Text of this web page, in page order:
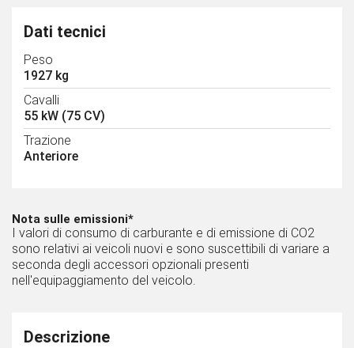
Dati tecnici
Peso
1927 kg
Cavalli
55 kW (75 CV)
Trazione
Anteriore
Nota sulle emissioni*
I valori di consumo di carburante e di emissione di CO2
sono relativi ai veicoli nuovi e sono suscettibili di variare a
seconda degli accessori opzionali presenti
nell'equipaggiamento del veicolo.
Descrizione